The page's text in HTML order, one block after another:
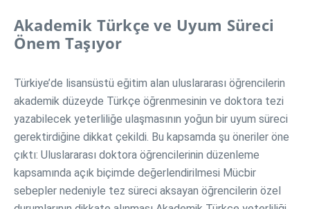
Akademik Türkçe ve Uyum Süreci
Önem Taşıyor
Türkiye’de lisansüstü eğitim alan uluslararası öğrencilerin
akademik düzeyde Türkçe öğrenmesinin ve doktora tezi
yazabilecek yeterliliğe ulaşmasının yoğun bir uyum süreci
gerektirdiğine dikkat çekildi. Bu kapsamda şu öneriler öne
çıktı: Uluslararası doktora öğrencilerinin düzenleme
kapsamında açık biçimde değerlendirilmesi Mücbir
sebepler nedeniyle tez süreci aksayan öğrencilerin özel